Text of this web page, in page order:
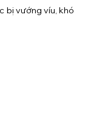
bị vướng víu, khó